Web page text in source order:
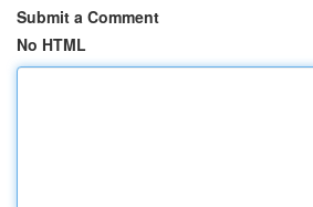
Submit a Comment
No HTML